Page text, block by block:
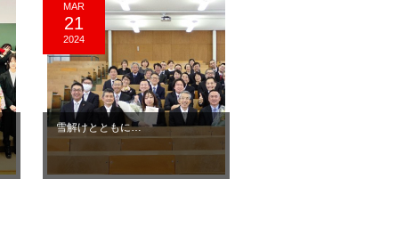
MAR
21
2024
雪解けとともに…